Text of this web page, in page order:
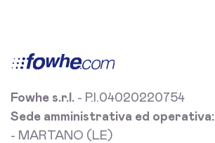
Fowhe s.r.l. - P.I.04020220754
Sede amministrativa ed operativa:
- MARTANO (LE)